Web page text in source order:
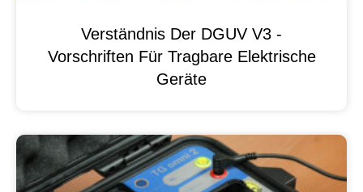
Verständnis Der DGUV V3 -
Vorschriften Für Tragbare Elektrische
Geräte